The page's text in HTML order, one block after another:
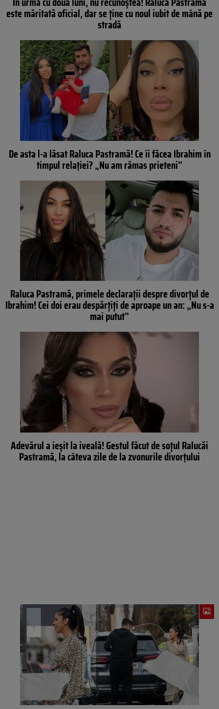
este măritată oficial, dar se ține cu noul iubit de mână pe
stradă
De asta l-a lăsat Raluca Pastramă! Ce îi făcea Ibrahim în
timpul relaţiei? „Nu am rămas prieteni”
Raluca Pastramă, primele declarații despre divorțul de
Ibrahim! Cei doi erau despărțiți de aproape un an: „Nu s-a
mai putut”
Adevărul a ieșit la iveală! Gestul făcut de soțul Ralucăi
Pastramă, la câteva zile de la zvonurile divorțului